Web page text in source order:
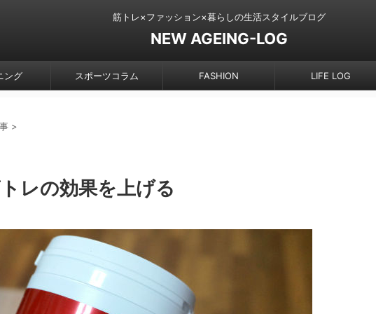
筋トレ×ファッション×暮らしの生活スタイルブログ
NEW AGEING-LOG
ング スポーツコラム FASHION LIFE LOG
>
レの効果を上げる